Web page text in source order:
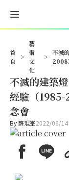
首
頁
>
藝
術
文
化
>
不滅
2008
不滅的建築
經驗（1985-
念會
By蘇琨峯2022/06/14